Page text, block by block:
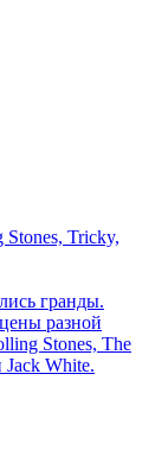
Tricky,
гранды.
разной
Stones, The
White.